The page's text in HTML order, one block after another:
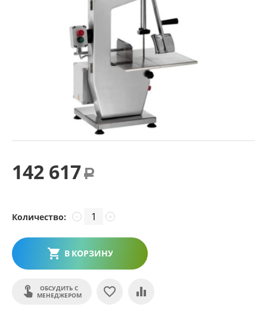
142 617 Р
Количество: +
−
В КОРЗИНУ
ОБСУДИТЬ С
МЕНЕДЖЕРОМ